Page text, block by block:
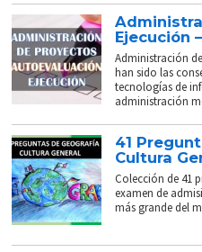
Ejecución
Administración
han sido las
tecnologías de
administración
41
Cultura
Colección de 41
examen de
más grande del